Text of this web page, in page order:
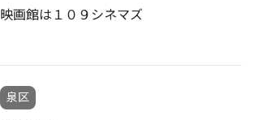
映画館は１０９シネマズ
泉区